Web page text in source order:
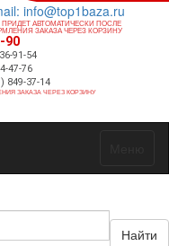
info@top1baza.ru
ПРИДЕТ АВТОМАТИЧЕСКИ ПОСЛЕ
ЗАКАЗА ЧЕРЕЗ КОРЗИНУ
90
91-54
47-76
849-37-14
ЗАКАЗА ЧЕРЕЗ КОРЗИНУ
Найти